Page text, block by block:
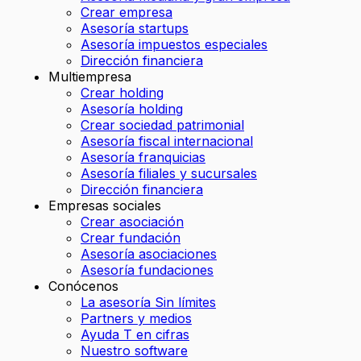
Crear empresa
Asesoría startups
Asesoría impuestos especiales
Dirección financiera
Multiempresa
Crear holding
Asesoría holding
Crear sociedad patrimonial
Asesoría fiscal internacional
Asesoría franquicias
Asesoría filiales y sucursales
Dirección financiera
Empresas sociales
Crear asociación
Crear fundación
Asesoría asociaciones
Asesoría fundaciones
Conócenos
La asesoría Sin límites
Partners y medios
Ayuda T en cifras
Nuestro software